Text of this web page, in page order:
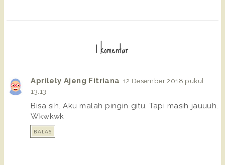
1 komentar
Aprilely Ajeng Fitriana 12 Desember 2018 pukul
13.13
Bisa sih. Aku malah pingin gitu. Tapi masih jauuuh.
Wkwkwk
BALAS